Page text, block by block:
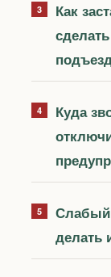
Как
Куда
Слабый
делать